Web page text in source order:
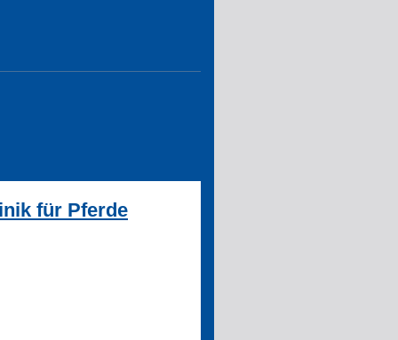
für Pferde